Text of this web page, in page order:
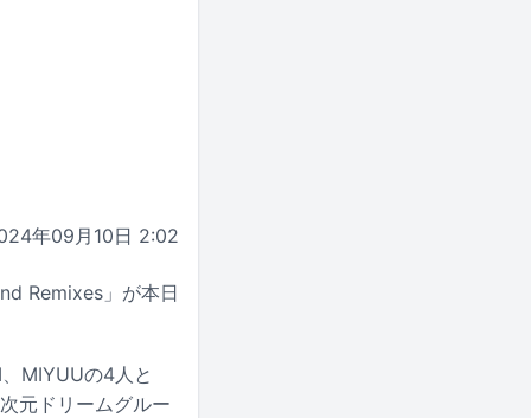
年09月10日 2:02
Remixes」が本日
MIYUUの4人と
元ドリームグルー